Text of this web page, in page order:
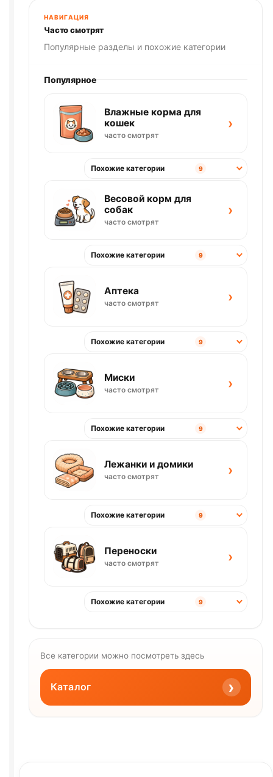
НАВИГАЦИЯ
Часто смотрят
Популярные разделы и похожие категории
Популярное
Влажные корма для
кошек
часто смотрят
›
Похожие категории 9
Весовой корм для
собак
часто смотрят
›
Похожие категории 9
Аптека
часто смотрят ›
Похожие категории 9
Миски
часто смотрят ›
Похожие категории 9
Лежанки и домики
часто смотрят ›
Похожие категории 9
Переноски
часто смотрят ›
Похожие категории 9
Все категории можно посмотреть здесь
Каталог ›